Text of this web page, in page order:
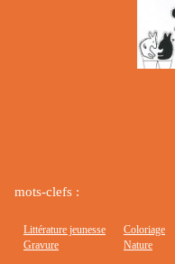
mots-clefs :
Littérature jeunesse
Gravure
Coloriage
Nature